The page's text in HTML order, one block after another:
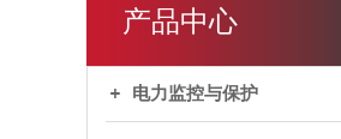
产品中心
电力监控与保护